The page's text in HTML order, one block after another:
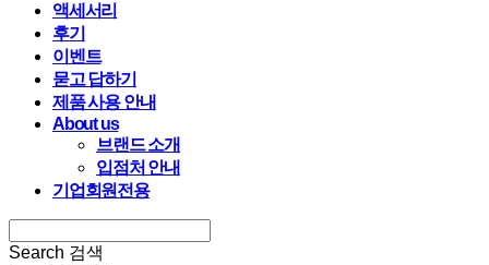
액세서리
후기
이벤트
묻고 답하기
제품 사용 안내
About us
브랜드 소개
입점처 안내
기업회원전용
Search 검색